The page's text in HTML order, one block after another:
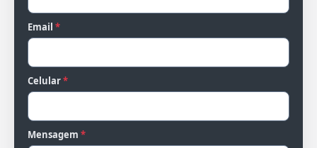
Email *
Celular*
Mensagem *